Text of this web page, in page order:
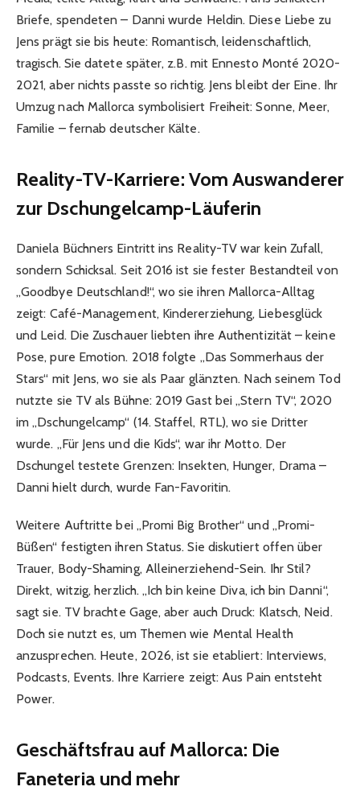
Briefe, spendeten – Danni wurde Heldin. Diese Liebe zu
Jens prägt sie bis heute: Romantisch, leidenschaftlich,
tragisch. Sie datete später, z.B. mit Ennesto Monté 2020-
2021, aber nichts passte so richtig. Jens bleibt der Eine. Ihr
Umzug nach Mallorca symbolisiert Freiheit: Sonne, Meer,
Familie – fernab deutscher Kälte.
Reality-TV-Karriere: Vom Auswanderer
zur Dschungelcamp-Läuferin
Daniela Büchners Eintritt ins Reality-TV war kein Zufall,
sondern Schicksal. Seit 2016 ist sie fester Bestandteil von
„Goodbye Deutschland!“, wo sie ihren Mallorca-Alltag
zeigt: Café-Management, Kindererziehung, Liebesglück
und Leid. Die Zuschauer liebten ihre Authentizität – keine
Pose, pure Emotion. 2018 folgte „Das Sommerhaus der
Stars“ mit Jens, wo sie als Paar glänzten. Nach seinem Tod
nutzte sie TV als Bühne: 2019 Gast bei „Stern TV“, 2020
im „Dschungelcamp“ (14. Staffel, RTL), wo sie Dritter
wurde. „Für Jens und die Kids“, war ihr Motto. Der
Dschungel testete Grenzen: Insekten, Hunger, Drama –
Danni hielt durch, wurde Fan-Favoritin.
Weitere Auftritte bei „Promi Big Brother“ und „Promi-
Büßen“ festigten ihren Status. Sie diskutiert offen über
Trauer, Body-Shaming, Alleinerziehend-Sein. Ihr Stil?
Direkt, witzig, herzlich. „Ich bin keine Diva, ich bin Danni“,
sagt sie. TV brachte Gage, aber auch Druck: Klatsch, Neid.
Doch sie nutzt es, um Themen wie Mental Health
anzusprechen. Heute, 2026, ist sie etabliert: Interviews,
Podcasts, Events. Ihre Karriere zeigt: Aus Pain entsteht
Power.
Geschäftsfrau auf Mallorca: Die
Faneteria und mehr